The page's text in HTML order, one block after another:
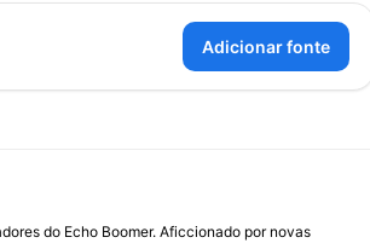
Adicionar fonte
do Echo Boomer. Aficcionado por novas